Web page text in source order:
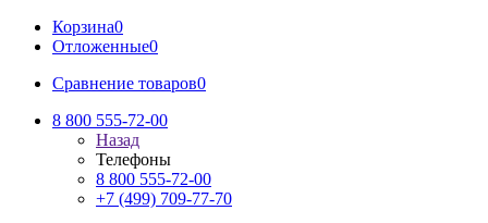
Корзина0
Отложенные0
Сравнение товаров0
8 800 555-72-00
Назад
Телефоны
8 800 555-72-00
+7 (499) 709-77-70